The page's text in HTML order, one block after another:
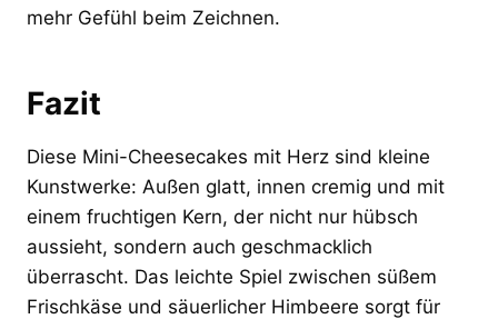
mehr Gefühl beim Zeichnen.
Fazit
Diese Mini-Cheesecakes mit Herz sind kleine
Kunstwerke: Außen glatt, innen cremig und mit
einem fruchtigen Kern, der nicht nur hübsch
aussieht, sondern auch geschmacklich
überrascht. Das leichte Spiel zwischen süßem
Frischkäse und säuerlicher Himbeere sorgt für